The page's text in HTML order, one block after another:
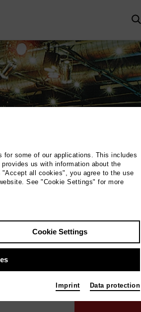
for some of our applications. This includes
us with information about the
all cookies", you agree to the use
See "Cookie Settings" for more
Cookie Settings
Imprint Data protection